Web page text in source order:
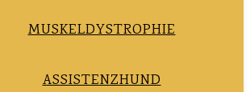
MUSKELDYSTROPHIE
ASSISTENZHUND